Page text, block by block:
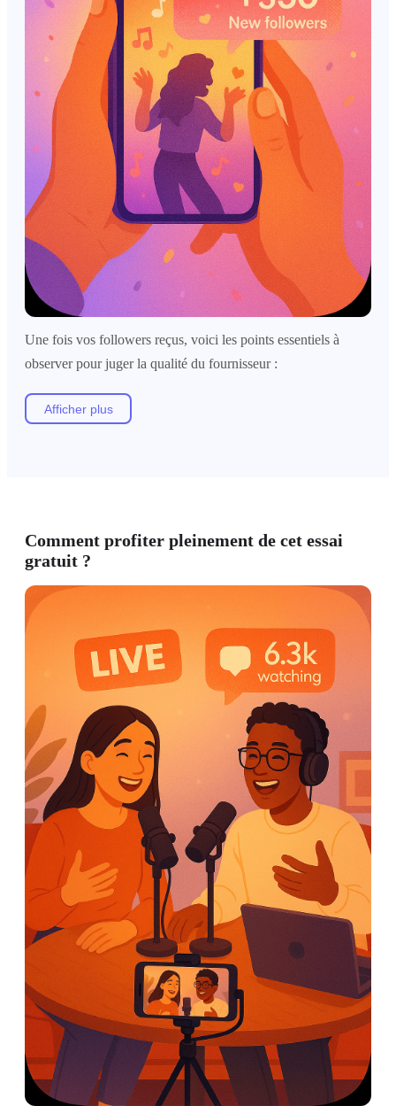
Une fois vos followers reçus, voici les points essentiels à
observer pour juger la qualité du fournisseur :
Afficher plus
Comment profiter pleinement de cet essai
gratuit ?